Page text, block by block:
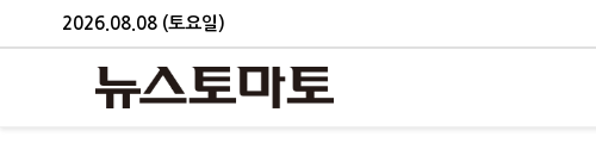
2026.08.08 (토요일)